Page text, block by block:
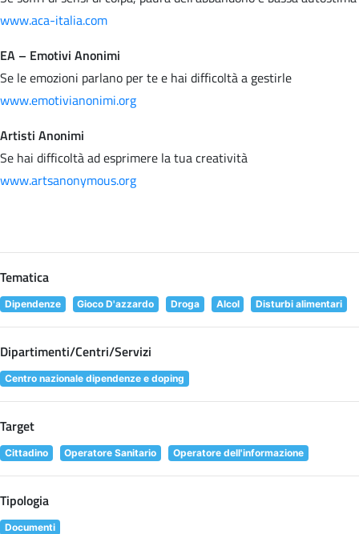
www.aca-italia.com
EA – Emotivi Anonimi
Se le emozioni parlano per te e hai difficoltà a gestirle
www.emotivianonimi.org
Artisti Anonimi
Se hai difficoltà ad esprimere la tua creatività
www.artsanonymous.org
Tematica
Dipendenze Gioco D'azzardo Droga Alcol Disturbi alimentari
Dipartimenti/Centri/Servizi
Centro nazionale dipendenze e doping
Target
Cittadino Operatore Sanitario Operatore dell'informazione
Tipologia
Documenti